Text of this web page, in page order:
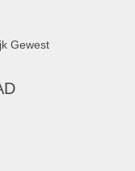
Gewest